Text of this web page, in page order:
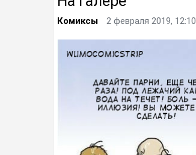
Комиксы 2 февраля 2019, 12:10